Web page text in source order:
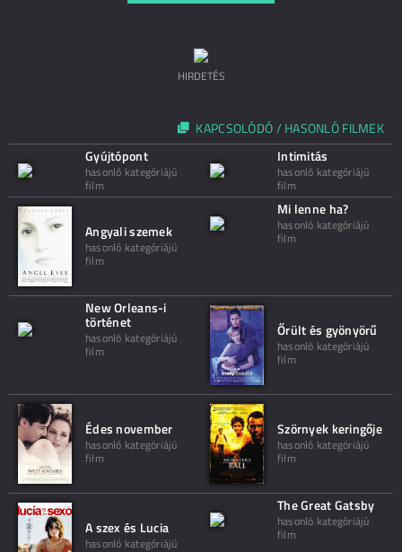
HIRDETÉS
KAPCSOLÓDÓ / HASONLÓ FILMEK
Gyújtópont
hasonló kategóriájú
film
Intimitás
hasonló kategóriájú
film
Angyali szemek
hasonló kategóriájú
film
Mi lenne ha?
hasonló kategóriájú
film
New Orleans-i
történet
hasonló kategóriájú
film
Őrült és gyönyörű
hasonló kategóriájú
film
Édes november
hasonló kategóriájú
film
Szörnyek keringője
hasonló kategóriájú
film
A szex és Lucia
hasonló kategóriájú
The Great Gatsby
hasonló kategóriájú
film